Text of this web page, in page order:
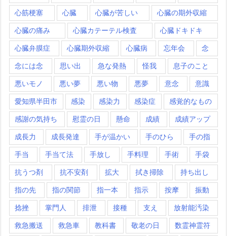
心筋梗塞 心臓 心臓が苦しい 心臓の期外収縮
心臓の痛み 心臓カテーテル検査 心臓ドキドキ
心臓弁膜症 心臓期外収縮 心臓病 忘年会 念
念には念 思い出 急な発熱 怪我 息子のこと
悪いモノ 悪い夢 悪い物 悪夢 意念 意識
愛知県半田市 感染 感染力 感染症 感覚的なもの
感謝の気持ち 慰霊の日 懸命 成績 成績アップ
成長力 成長発達 手が温かい 手のひら 手の指
手当 手当て法 手放し 手料理 手術 手袋
抗うつ剤 抗不安剤 拡大 拭き掃除 持ち出し
指の先 指の関節 指一本 指示 按摩 振動
捻挫 掌門人 排泄 接種 支え 放射能汚染
救急搬送 救急車 教科書 敬老の日 数霊神霊符